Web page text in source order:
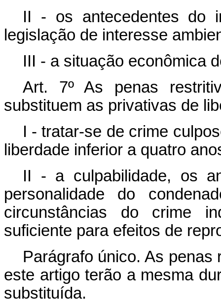
II - os antecedentes do
legislação de interesse
III - a situação econômica
Art. 7º As penas
substituem as privativas de
I - tratar-se de crime
liberdade inferior a quatro
II - a culpabilidade, os
personalidade do
circunstâncias do crime
suficiente para efeitos de
Parágrafo único. As
este artigo terão a mesma
substituída.